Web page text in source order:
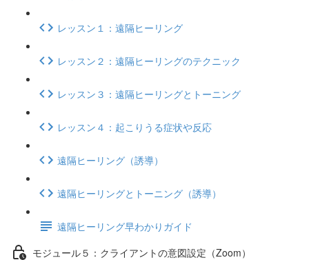
レッスン１：遠隔ヒーリング
レッスン２：遠隔ヒーリングのテクニック
レッスン３：遠隔ヒーリングとトーニング
レッスン４：起こりうる症状や反応
遠隔ヒーリング（誘導）
遠隔ヒーリングとトーニング（誘導）
遠隔ヒーリング早わかりガイド
モジュール５：クライアントの意図設定（Zoom）